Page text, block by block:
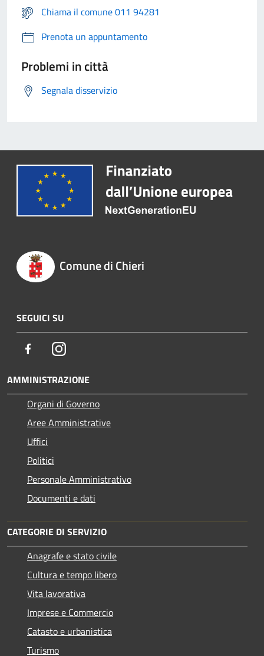
Chiama il comune 011 94281
Prenota un appuntamento
Problemi in città
Segnala disservizio
Comune di Chieri
SEGUICI SU
FacebookInstagram
AMMINISTRAZIONE
Organi di Governo
Aree Amministrative
Uffici
Politici
Personale Amministrativo
Documenti e dati
CATEGORIE DI SERVIZIO
Anagrafe e stato civile
Cultura e tempo libero
Vita lavorativa
Imprese e Commercio
Catasto e urbanistica
Turismo